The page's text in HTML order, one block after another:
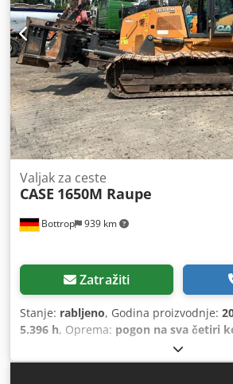
Bottrop 939 km
Valjak za ceste
CASE 1650M Raupe
Zatražiti
Stanje: rabljeno, Godina proizvodnje:
5.396 h, Oprema: pogon na sva četiri